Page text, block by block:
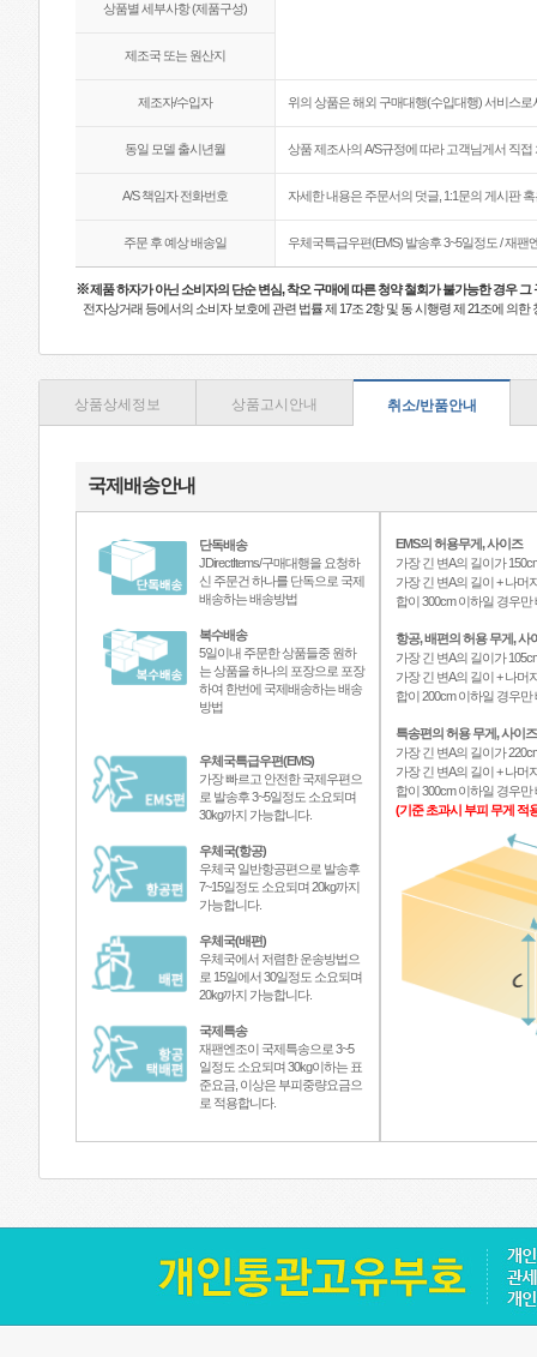
상품별 세부사항 (제품구성)
제조국 또는 원산지
제조자/수입자 위의 상품은 해외 구매대행(수입대행) 서비스로
동일 모델 출시년월 상품 제조사의 A/S규정에 따라 고객님게서 직접
A/S 책임자 전화번호 자세한 내용은 주문서의 덧글, 1:1문의 게시판
주문 후 예상 배송일 우체국특급우편(EMS) 발송후 3~5일정도 / 재
※제품 하자가 아닌 소비자의 단순 변심, 착오 구매에 따른 청약 철회가 불가능한 경우 그
전자상거래 등에서의 소비자 보호에 관련 법률 제 17조 2항 및 동 시행령 제 21조에 의
상품상세정보 상품고시안내 취소/반품안내
국제배송안내
단독배송
JDirectItems/구매대행을 요청하
신 주문건 하나를 단독으로 국제
배송하는 배송방법
복수배송
5일이내 주문한 상품들중 원하
는 상품을 하나의 포장으로 포장
하여 한번에 국제배송하는 배송
방법
우체국특급우편(EMS)
가장 빠르고 안전한 국제우편으
로 발송후 3~5일정도 소요되며
30kg까지 가능합니다.
우체국(항공)
우체국 일반항공편으로 발송후
7~15일정도 소요되며 20kg까지
가능합니다.
우체국(배편)
우체국에서 저렴한 운송방법으
로 15일에서 30일정도 소요되며
20kg까지 가능합니다.
국제특송
재팬엔조이 국제특송으로 3~5
일정도 소요되며 30kg이하는 표
준요금, 이상은 부피중량요금으
로 적용합니다.
EMS의 허용무게, 사이즈
가장 긴 변A의 길이가
가장 긴 변A의 길이 + 나머
합이 300cm 이하일 경우만
항공, 배편의 허용 무게, 사
가장 긴 변A의 길이가
가장 긴 변A의 길이 + 나머
합이 200cm 이하일 경우만
특송편의 허용 무게, 사이즈
가장 긴 변A의 길이가
가장 긴 변A의 길이 + 나머
합이 300cm 이하일 경우만
(기준 초과시 부피 무게 적